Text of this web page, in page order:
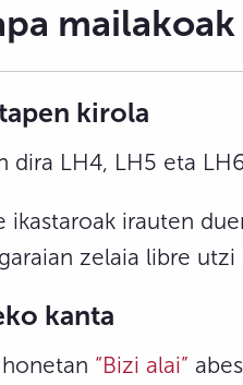
mailakoak
kirola
dira LH4, LH5 eta
ikastaroak irauten
zelaia libre
kanta
“Bizi alai”